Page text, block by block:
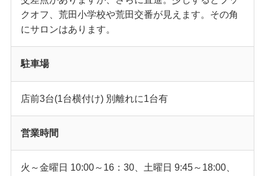
クオフ、荒田小学校や荒田交番が見えます。その角
にサロンはあります。
駐車場
店前3台(1台横付け) 別離れに1台有
営業時間
火～金曜日 10:00～16：30、土曜日 9:45～18:00、